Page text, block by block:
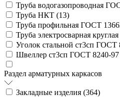
Труба водогазопроводная
Труба НКТ (13)
Труба профильная ГОСТ
Труба электросварная
Уголок стальной ст3сп ГОСТ
Швеллер ст3сп ГОСТ 8240-97
Раздел арматурных каркасов
Закладные изделия (364)